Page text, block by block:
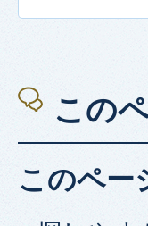
この
このペー